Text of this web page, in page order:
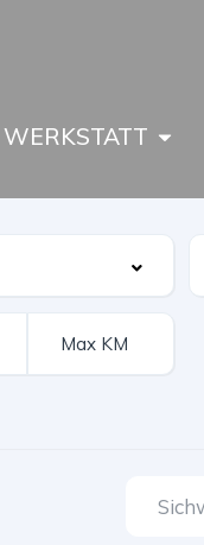
WERKSTATT